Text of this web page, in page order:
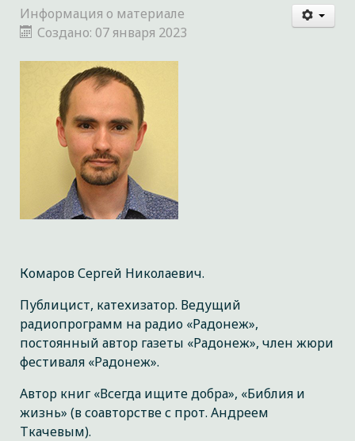
Информация о материале
Создано: 07 января 2023
Комаров Сергей Николаевич.
Публицист, катехизатор. Ведущий
радиопрограмм на радио «Радонеж»,
постоянный автор газеты «Радонеж», член жюри
фестиваля «Радонеж».
Автор книг «Всегда ищите добра», «Библия и
жизнь» (в соавторстве с прот. Андреем
Ткачевым).